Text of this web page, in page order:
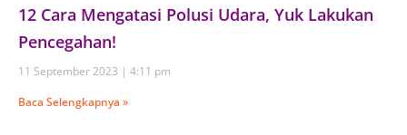
12 Cara Mengatasi Polusi Udara, Yuk Lakukan
Pencegahan!
11 September 2023
4:11 pm
Baca Selengkapnya »